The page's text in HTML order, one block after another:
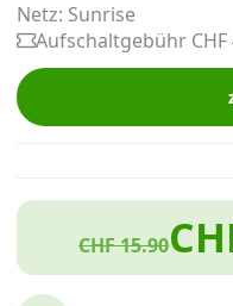
Kombi-Angebote
Aktionen
News
Forum
Netz: Sunrise
Aufschaltgebühr CHF
CHF 15.90